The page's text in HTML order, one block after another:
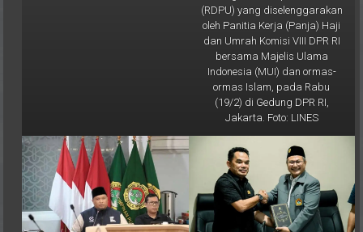
oleh Panitia Kerja (Panja) Haji
dan Umrah Komisi VIII DPR RI
bersama Majelis Ulama
Indonesia (MUI) dan ormas-
ormas Islam, pada Rabu
(19/2) di Gedung DPR RI,
Jakarta. Foto: LINES